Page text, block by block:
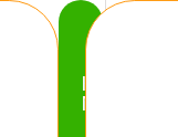
Köp
Nu